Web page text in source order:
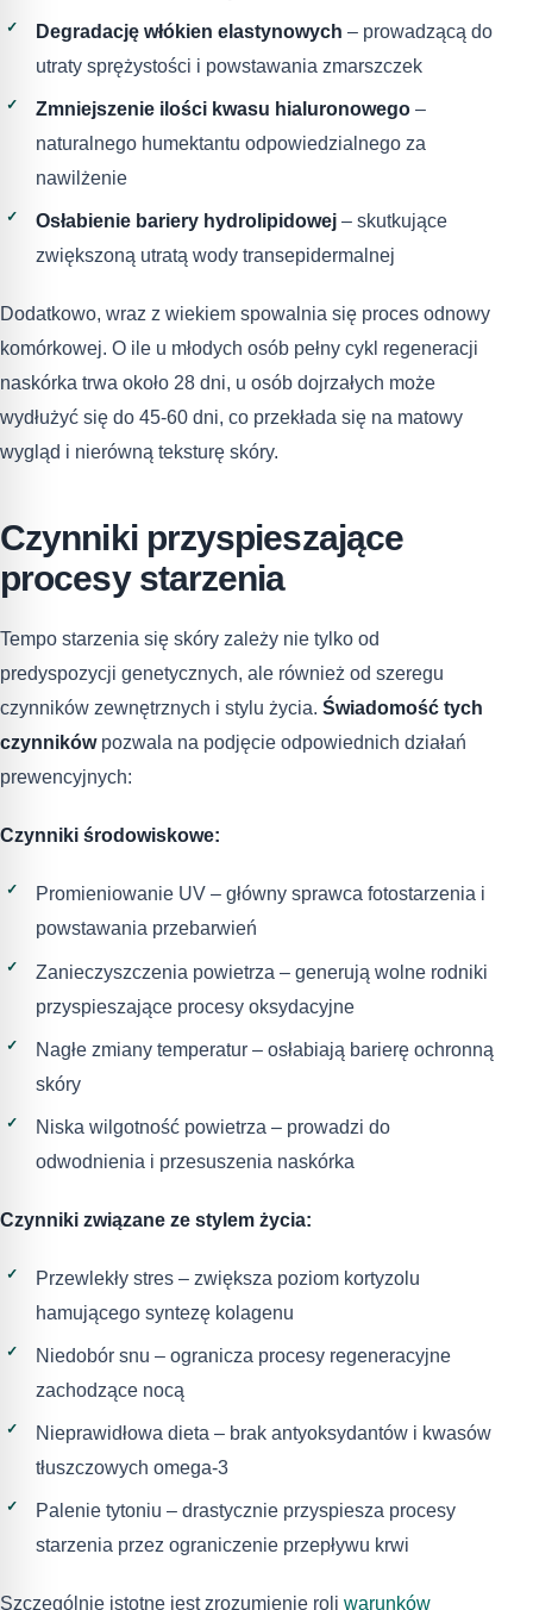
Degradację włókien elastynowych – prowadzącą do
utraty sprężystości i powstawania zmarszczek
Zmniejszenie ilości kwasu hialuronowego –
naturalnego humektantu odpowiedzialnego za
nawilżenie
Osłabienie bariery hydrolipidowej – skutkujące
zwiększoną utratą wody transepidermalnej
Dodatkowo, wraz z wiekiem spowalnia się proces odnowy
komórkowej. O ile u młodych osób pełny cykl regeneracji
naskórka trwa około 28 dni, u osób dojrzałych może
wydłużyć się do 45-60 dni, co przekłada się na matowy
wygląd i nierówną teksturę skóry.
Czynniki przyspieszające
procesy starzenia
Tempo starzenia się skóry zależy nie tylko od
predyspozycji genetycznych, ale również od szeregu
czynników zewnętrznych i stylu życia. Świadomość tych
czynnikówpozwala na podjęcie odpowiednich działań
prewencyjnych:
Czynniki środowiskowe:
Promieniowanie UV – główny sprawca fotostarzenia i
powstawania przebarwień
Zanieczyszczenia powietrza – generują wolne rodniki
przyspieszające procesy oksydacyjne
Nagłe zmiany temperatur – osłabiają barierę ochronną
skóry
Niska wilgotność powietrza – prowadzi do
odwodnienia i przesuszenia naskórka
Czynniki związane ze stylem życia:
Przewlekły stres – zwiększa poziom kortyzolu
hamującego syntezę kolagenu
Niedobór snu – ogranicza procesy regeneracyjne
zachodzące nocą
Nieprawidłowa dieta – brak antyoksydantów i kwasów
tłuszczowych omega-3
Palenie tytoniu – drastycznie przyspiesza procesy
starzenia przez ograniczenie przepływu krwi
Szczególnie istotne jest zrozumienie roli warunków